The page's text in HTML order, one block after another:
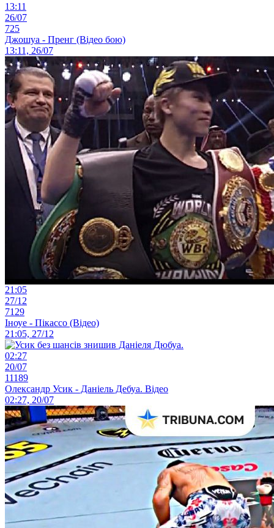
13:11
26/07
725
Джошуа - Пренг (Відео бою)
13:11, 26/07
21:05
27/12
7129
Іноуе - Пікассо (Відео)
21:05, 27/12
02:27
20/07
11189
Олександр Усик - Даніель Дебуа. Відео
02:27, 20/07